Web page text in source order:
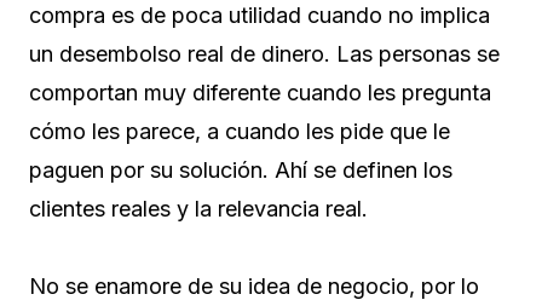
compra es de poca utilidad cuando no implica
un desembolso real de dinero. Las personas se
comportan muy diferente cuando les pregunta
cómo les parece, a cuando les pide que le
paguen por su solución. Ahí se definen los
clientes reales y la relevancia real.
No se enamore de su idea de negocio, por lo